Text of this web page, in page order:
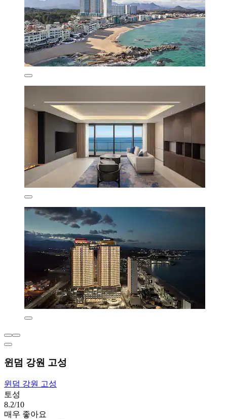
윈덤 강원 고성
윈덤 강원 고성
토성
8.2/10
매우 좋아요